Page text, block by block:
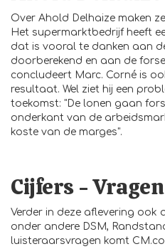
Over Ahold Delhaize maken
Het supermarktbedrijf heeft
dat is vooral te danken aan
doorberekend en aan de
concludeert Marc. Corné is
resultaat. Wel ziet hij een
toekomst: "De lonen gaan
onderkant van de
koste van de marges".
Cijfers -
Verder in deze aflevering
onder andere DSM,
luisteraarsvragen komt